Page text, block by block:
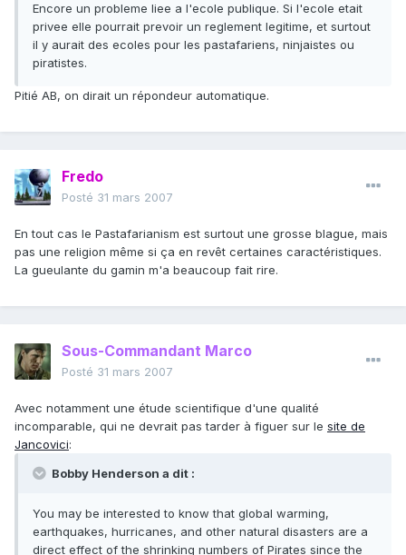
Encore un probleme liee a l'ecole publique. Si l'ecole etait
privee elle pourrait prevoir un reglement legitime, et surtout
il y aurait des ecoles pour les pastafariens, ninjaistes ou
piratistes.
Pitié AB, on dirait un répondeur automatique.
Fredo
Posté 31 mars 2007
En tout cas le Pastafarianism est surtout une grosse blague, mais
pas une religion même si ça en revêt certaines caractéristiques.
La gueulante du gamin m'a beaucoup fait rire.
Sous-Commandant Marco
Posté 31 mars 2007
Avec notamment une étude scientifique d'une qualité
incomparable, qui ne devrait pas tarder à figuer sur le site de
Jancovici:
Bobby Henderson a dit :
You may be interested to know that global warming,
earthquakes, hurricanes, and other natural disasters are a
direct effect of the shrinking numbers of Pirates since the